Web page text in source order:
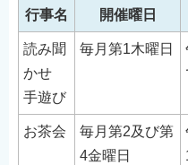
行事名 開催曜日
読み聞
かせ
手遊び
毎月第1木曜日
お茶会
毎月第2及び第
4金曜日